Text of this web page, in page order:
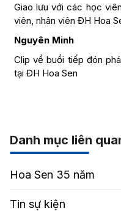
Giao lưu với các học
viên, nhân viên ĐH Hoa
Nguyên Minh
Clip về buổi tiếp đón
tại ĐH Hoa Sen
Danh mục liên
Hoa Sen 35 năm
Tin sự kiện